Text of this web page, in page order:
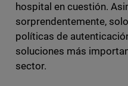
hospital en cuestión.
sorprendentemente,
políticas de
soluciones más
sector.